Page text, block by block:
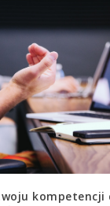
kompetencji